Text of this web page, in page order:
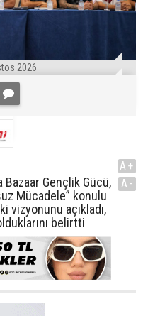
2026
Bazaar Gençlik Gücü,
Mücadele” konulu
vizyonunu açıkladı,
belirtti
A+
A-